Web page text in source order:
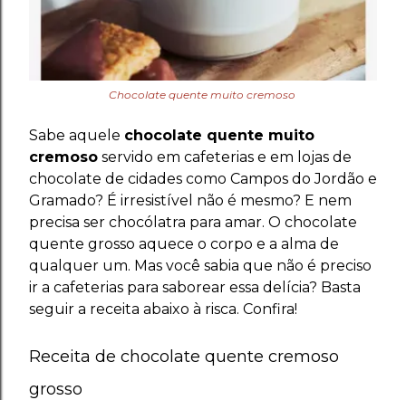
Chocolate quente muito cremoso
Sabe aquele chocolate quente muito
cremoso servido em cafeterias e em lojas de
chocolate de cidades como Campos do Jordão e
Gramado? É irresistível não é mesmo? E nem
precisa ser chocólatra para amar. O chocolate
quente grosso aquece o corpo e a alma de
qualquer um. Mas você sabia que não é preciso
ir a cafeterias para saborear essa delícia? Basta
seguir a receita abaixo à risca. Confira!
Receita de chocolate quente cremoso
grosso